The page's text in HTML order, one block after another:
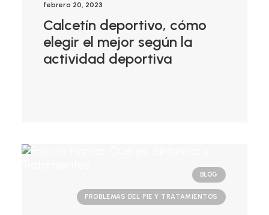
febrero 20, 2023
Calcetín deportivo, cómo
elegir el mejor según la
actividad deportiva
BLOG
PROBLEMAS DEL PIE Y TRATAMIENTOS